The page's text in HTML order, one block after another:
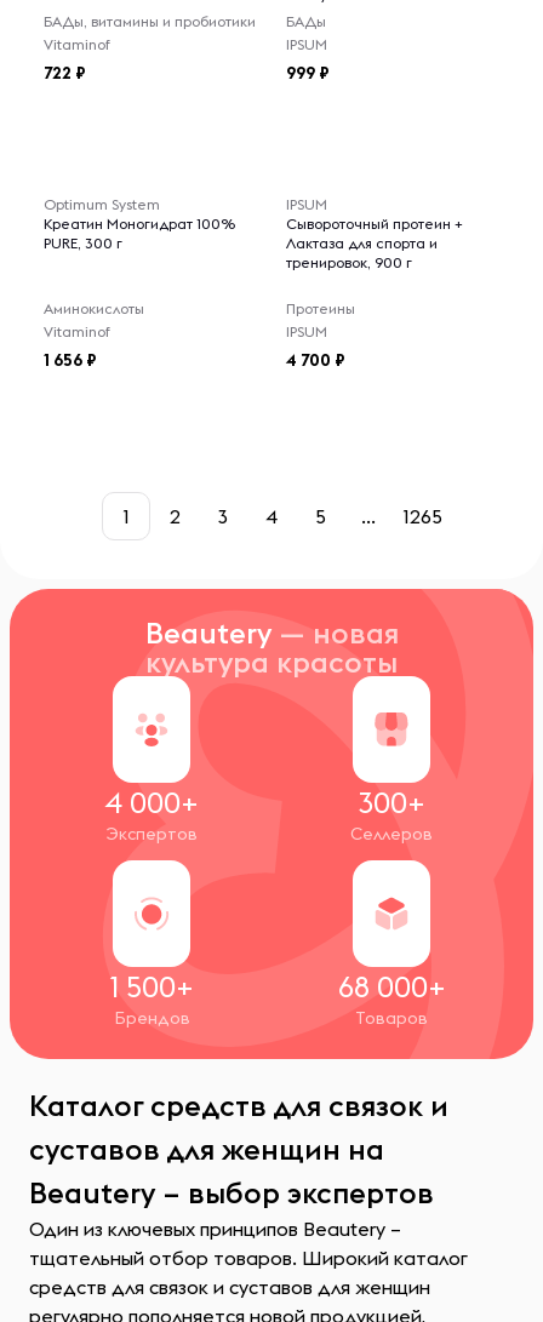
БАДы, витамины и пробиотики
Vitaminof
722
БАДы
IPSUM
999
Optimum System
Креатин Моногидрат 100%
PURE, 300 г
Аминокислоты
Vitaminof
1 656
IPSUM
Сывороточный протеин +
Лактаза для спорта и
тренировок, 900 г
Протеины
IPSUM
4 700
1 2 3 4 5 ... 1265
Beautery — новая
культура красоты
4 000+
Экспертов
300+
Селлеров
1 500+
Брендов
68 000+
Товаров
Каталог средств для связок и
суставов для женщин на
Beautery – выбор экспертов
Один из ключевых принципов Beautery –
тщательный отбор товаров. Широкий каталог
средств для связок и суставов для женщин
регулярно пополняется новой продукцией,